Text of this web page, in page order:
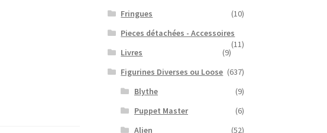
Fringues
(10)
Pieces détachées - Accessoires
(11)
Livres
(9)
Figurines Diverses ou Loose (637)
Blythe
(9)
Puppet Master
(6)
Alien
(52)